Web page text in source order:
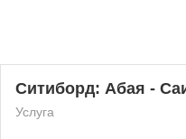
Ситиборд: Абая -
Услуга